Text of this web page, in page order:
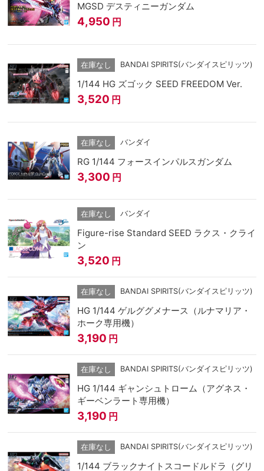
MGSD デスティニーガンダム
4,950 円
在庫なし BANDAI SPIRITS(バンダイスピリッツ)
1/144 HG ズゴック SEED FREEDOM Ver.
3,520 円
在庫なし バンダイ
RG 1/144 フォースインパルスガンダム
3,300 円
在庫なし バンダイ
Figure-rise Standard SEED ラクス・クライ
ン
3,520 円
在庫なし BANDAI SPIRITS(バンダイスピリッツ)
HG 1/144 ゲルググメナース（ルナマリア・
ホーク専用機）
3,190 円
在庫なし BANDAI SPIRITS(バンダイスピリッツ)
HG 1/144 ギャンシュトローム（アグネス・
ギーベンラート専用機）
3,190 円
在庫なし BANDAI SPIRITS(バンダイスピリッツ)
1/144 ブラックナイトスコードルドラ（グリ